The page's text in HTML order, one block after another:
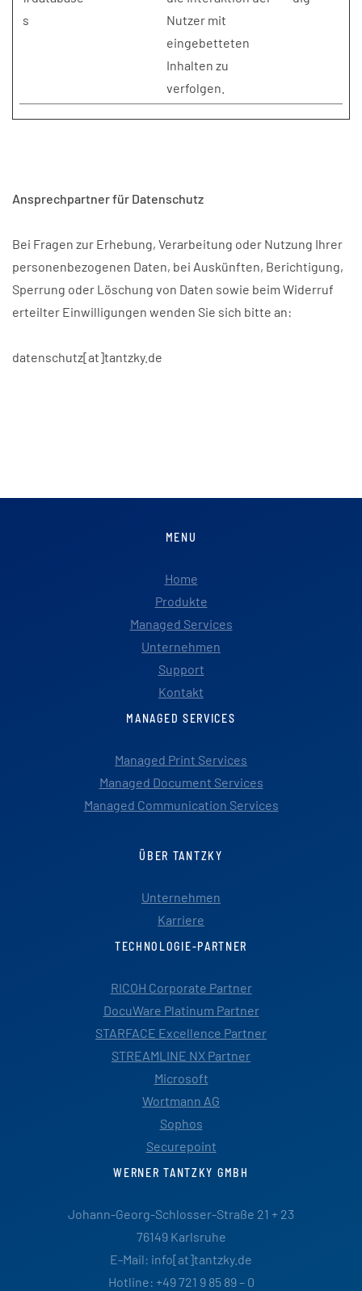
s
Nutzer mit
eingebetteten
Inhalten zu
verfolgen.
Ansprechpartner für Datenschutz
Bei Fragen zur Erhebung, Verarbeitung oder Nutzung Ihrer
personenbezogenen Daten, bei Auskünften, Berichtigung,
Sperrung oder Löschung von Daten sowie beim Widerruf
erteilter Einwilligungen wenden Sie sich bitte an:
datenschutz[at]tantzky.de
MENU
Home
Produkte
Managed Services
Unternehmen
Support
Kontakt
MANAGED SERVICES
Managed Print Services
Managed Document Services
Managed Communication Services
ÜBER TANTZKY
Unternehmen
Karriere
TECHNOLOGIE-PARTNER
RICOH Corporate Partner
DocuWare Platinum Partner
STARFACE Excellence Partner
STREAMLINE NX Partner
Microsoft
Wortmann AG
Sophos
Securepoint
WERNER TANTZKY GMBH
Johann-Georg-Schlosser-Straße 21 + 23
76149 Karlsruhe
E-Mail: info[at]tantzky.de
Hotline: +49 721 9 85 89 – 0